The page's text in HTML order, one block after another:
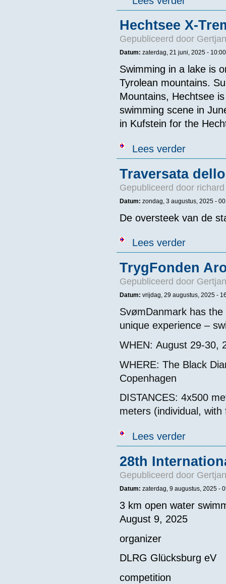
Hechtsee X-
Gepubliceerd door
Datum: zaterdag, 21 juni, 2025 - 10:00
Swimming in a lake is
Tyrolean mountains.
Mountains, Hechtsee
swimming scene in
in Kufstein for the
Lees verderover
Traversata
Gepubliceerd door
Datum: zondag, 3 augustus, 2025 -
De oversteek van de
Lees verderover
TrygFonden
Gepubliceerd door
Datum: vrijdag, 29 augustus, 2025 -
SvømDanmark has
unique experience –
WHEN: August 29-30,
WHERE: The Black
Copenhagen
DISTANCES: 4x500
meters (individual,
Lees verderover
28th
Gepubliceerd door
Datum: zaterdag, 9 augustus, 2025 -
3 km open water
August 9, 2025
organizer
DLRG Glücksburg eV
competition